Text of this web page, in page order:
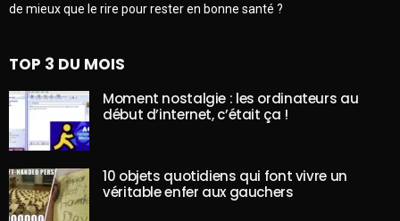
de mieux que le rire pour rester en bonne santé ?
TOP 3 DU MOIS
Moment nostalgie : les ordinateurs au
début d’internet, c’était ça !
10 objets quotidiens qui font vivre un
véritable enfer aux gauchers